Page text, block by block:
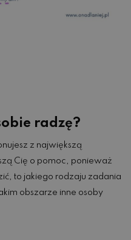
radzę?
z największą
Cię o pomoc, ponieważ
to jakiego rodzaju zadania
obszarze inne osoby